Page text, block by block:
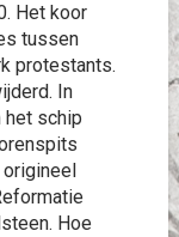
Het koor
tussen
protestants.
In
het schip
origineel
Hoe